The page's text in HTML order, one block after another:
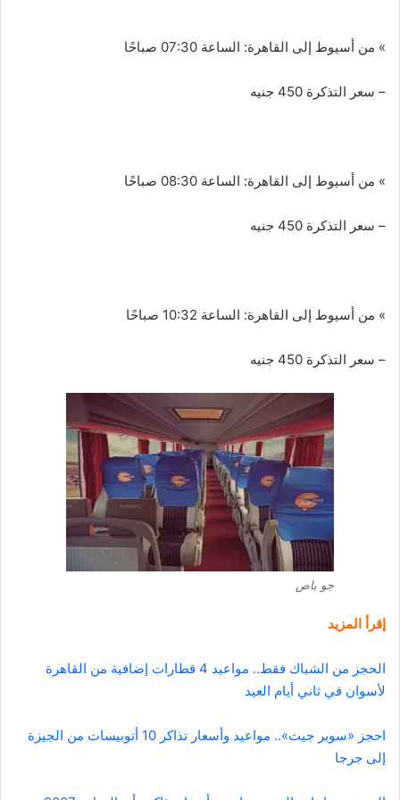
» من أسيوط إلى القاهرة: الساعة 07:30 صباحًا
– سعر التذكرة 450 جنيه
» من أسيوط إلى القاهرة: الساعة 08:30 صباحًا
– سعر التذكرة 450 جنيه
» من أسيوط إلى القاهرة: الساعة 10:32 صباحًا
– سعر التذكرة 450 جنيه
جو باص
إقرأ المزيد
الحجز من الشباك فقط.. مواعيد 4 قطارات إضافية من القاهرة
لأسوان في ثاني أيام العيد
احجز «سوبر جيت».. مواعيد وأسعار تذاكر 10 أتوبيسات من الجيزة
إلى جرجا